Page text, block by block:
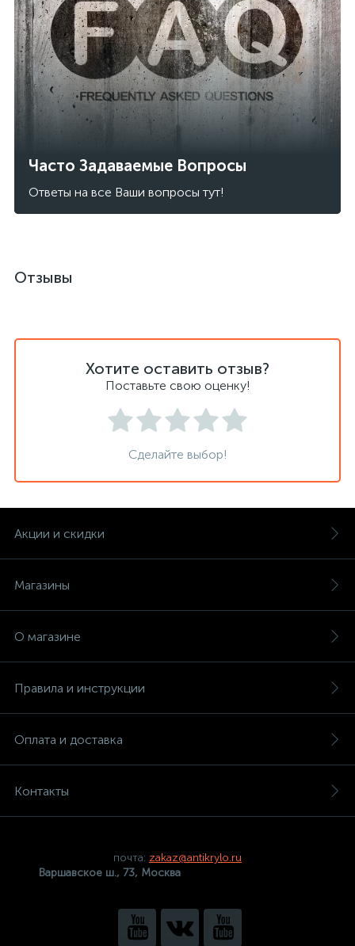
Часто Задаваемые Вопросы
Ответы на все Ваши вопросы тут!
Отзывы
Хотите оставить отзыв?
Поставьте свою оценку!
Сделайте выбор!
Акции и скидки
Магазины
О магазине
Правила и инструкции
Оплата и доставка
Контакты
почта: zakaz@antikrylo.ru
Варшавское ш., 73, Москва